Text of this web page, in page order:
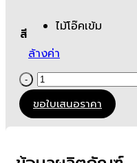
9,400.00 ฿.
สี
ไม้โอ๊คเข้ม
ล้างค่า
จำนวน
โพ
เดีย
ม
ขอใบเสนอราคา